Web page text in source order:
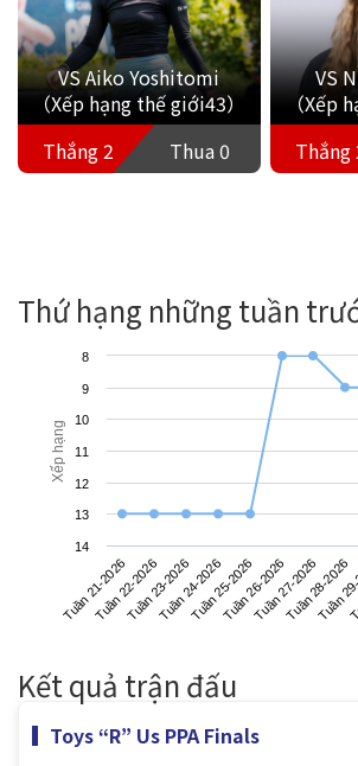
VS Aiko Yoshitomi
（Xếp hạng thế giới43）
Thắng 2
Thua 0
VS
（Xếp
Thắng
Thứ hạng những tuần
Xếp hạng
Tuần 21-2026
Tuần 22-2026Tuần 23-2026Tuần 24-2026Tuần 25-2026Tuần 26-2026Tuần 27-2026Tuần 28-2026
Tuần
8
9
10
11
12
13
14
Kết quả trận đấu
Toys “R” Us PPA Finals